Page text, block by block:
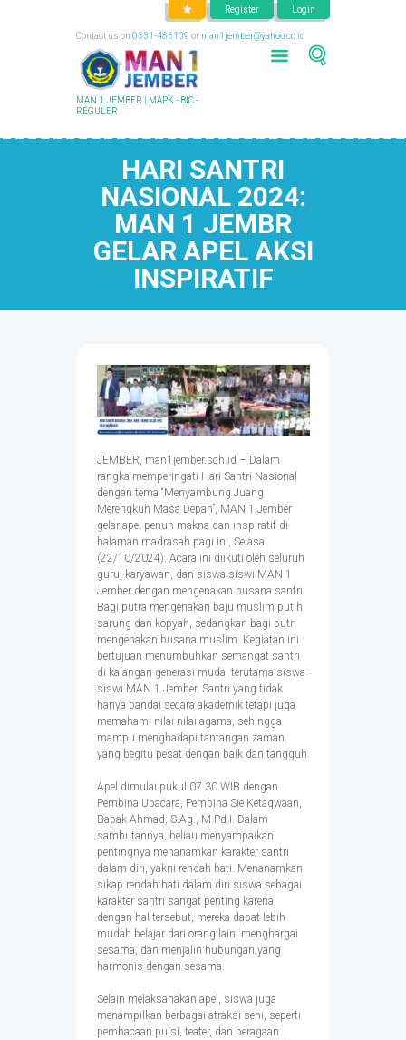
Register Login
Contact us on 0331-485109 or man1jember@yahoo.co.id
MAN 1 JEMBER | MAPK - BIC -
REGULER
HARI SANTRI
NASIONAL 2024:
MAN 1 JEMBR
GELAR APEL AKSI
INSPIRATIF
JEMBER, man1jember.sch.id – Dalam
rangka memperingati Hari Santri Nasional
dengan tema “Menyambung Juang
Merengkuh Masa Depan”, MAN 1 Jember
gelar apel penuh makna dan inspiratif di
halaman madrasah pagi ini, Selasa
(22/10/2024). Acara ini diikuti oleh seluruh
guru, karyawan, dan siswa-siswi MAN 1
Jember dengan mengenakan busana santri.
Bagi putra mengenakan baju muslim putih,
sarung dan kopyah, sedangkan bagi putri
mengenakan busana muslim. Kegiatan ini
bertujuan menumbuhkan semangat santri
di kalangan generasi muda, terutama siswa-
siswi MAN 1 Jember. Santri yang tidak
hanya pandai secara akademik tetapi juga
memahami nilai-nilai agama, sehingga
mampu menghadapi tantangan zaman
yang begitu pesat dengan baik dan tangguh.
Apel dimulai pukul 07.30 WIB dengan
Pembina Upacara, Pembina Sie Ketaqwaan,
Bapak Ahmad, S.Ag., M.Pd.I. Dalam
sambutannya, beliau menyampaikan
pentingnya menanamkan karakter santri
dalam diri, yakni rendah hati. Menanamkan
sikap rendah hati dalam diri siswa sebagai
karakter santri sangat penting karena
dengan hal tersebut, mereka dapat lebih
mudah belajar dari orang lain, menghargai
sesama, dan menjalin hubungan yang
harmonis dengan sesama.
Selain melaksanakan apel, siswa juga
menampilkan berbagai atraksi seni, seperti
pembacaan puisi, teater, dan peragaan